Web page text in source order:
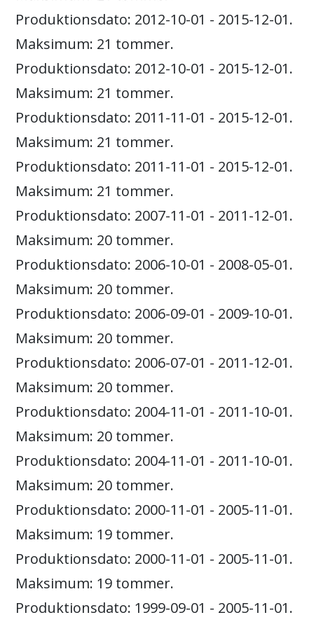
Produktionsdato: 2012-10-01 - 2015-12-01.
Maksimum: 21 tommer.
Produktionsdato: 2012-10-01 - 2015-12-01.
Maksimum: 21 tommer.
Produktionsdato: 2011-11-01 - 2015-12-01.
Maksimum: 21 tommer.
Produktionsdato: 2011-11-01 - 2015-12-01.
Maksimum: 21 tommer.
Produktionsdato: 2007-11-01 - 2011-12-01.
Maksimum: 20 tommer.
Produktionsdato: 2006-10-01 - 2008-05-01.
Maksimum: 20 tommer.
Produktionsdato: 2006-09-01 - 2009-10-01.
Maksimum: 20 tommer.
Produktionsdato: 2006-07-01 - 2011-12-01.
Maksimum: 20 tommer.
Produktionsdato: 2004-11-01 - 2011-10-01.
Maksimum: 20 tommer.
Produktionsdato: 2004-11-01 - 2011-10-01.
Maksimum: 20 tommer.
Produktionsdato: 2000-11-01 - 2005-11-01.
Maksimum: 19 tommer.
Produktionsdato: 2000-11-01 - 2005-11-01.
Maksimum: 19 tommer.
Produktionsdato: 1999-09-01 - 2005-11-01.